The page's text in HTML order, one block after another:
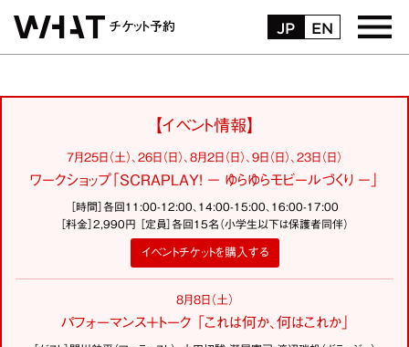
チケット予約 JP EN
購入履歴
よくある質問
お問い合わせ
【イベント情報】
7月25日（土）、26日（日）、8月2日（日）、9日（日）、23日（日）
ワークショップ「SCRAPLAY! − ゆらゆらモビールづくり −」
［時間］各回11:00-12:00、14:00-15:00、16:00-17:00
［料金］2,990円 ［定員］各回15名（小学生以下は保護者同伴）
イベントチケットを購入する
8月8日（土）
パフォーマンス＋トーク 「これは何か、何はこれか」